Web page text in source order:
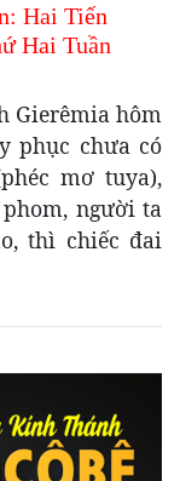
Hai Tiến
Hai Tuần
Gierêmia hôm
phục chưa có
mơ tuya),
người ta
thì chiếc đai